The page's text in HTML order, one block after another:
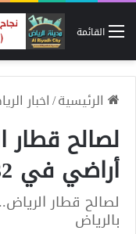
القائمة
الرئيسية/اخبار
لصالح قطار
أراضي في 32 حي بالرياض
بالرياض